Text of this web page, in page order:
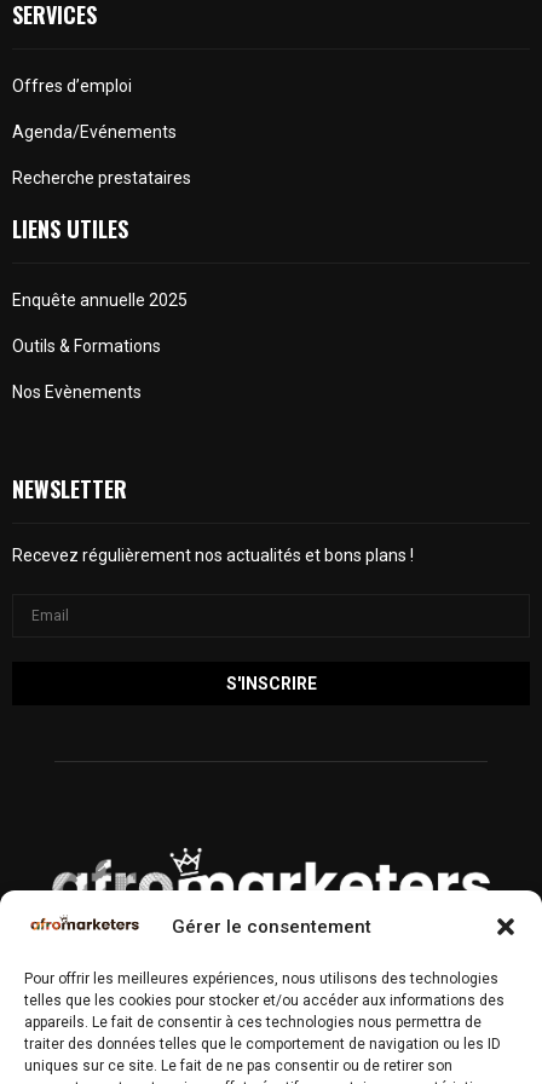
Gérer le consentement
Pour offrir les meilleures expériences, nous utilisons des technologies
telles que les cookies pour stocker et/ou accéder aux informations des
appareils. Le fait de consentir à ces technologies nous permettra de
traiter des données telles que le comportement de navigation ou les ID
uniques sur ce site. Le fait de ne pas consentir ou de retirer son
SERVICES
Offres d’emploi
Agenda/Evénements
Recherche prestataires
LIENS UTILES
Enquête annuelle 2025
Outils & Formations
Nos Evènements
NEWSLETTER
Recevez régulièrement nos actualités et bons plans !
À PROPOS
Magazine n°1 des Professionnels du Marketing & Communication
en Afrique.